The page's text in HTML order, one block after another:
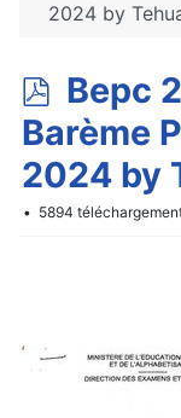
2024 by
p
d
f
Bepc
Barème
2024 by
5894